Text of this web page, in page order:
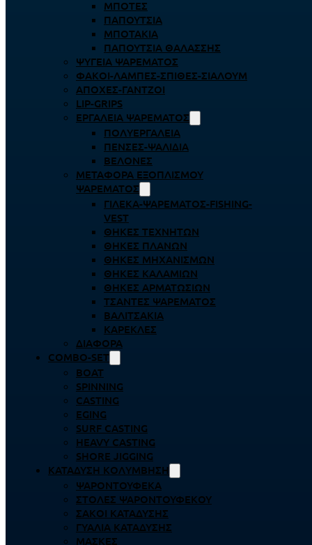
ΜΠΌΤΕΣ
ΠΑΠΟΎΤΣΙΑ
ΜΠΟΤΆΚΙΑ
ΠΑΠΟΎΤΣΙΑ ΘΑΛΆΣΣΗΣ
ΨΥΓΕΊΑ ΨΑΡΈΜΑΤΟΣ
ΦΑΚΟΊ-ΛΆΜΠΕΣ-ΣΠΊΘΕΣ-ΣΊΑΛΟΥΜ
ΑΠΌΧΕΣ-ΓΆΝΤΖΟΙ
LIP-GRIPS
EΡΓΑΛΕΊΑ ΨΑΡΈΜΑΤΟΣ
ΠΟΛΥΕΡΓΑΛΕΊΑ
ΠΈΝΣΕΣ-ΨΑΛΊΔΙΑ
ΒΕΛΌΝΕΣ
ΜΕΤΑΦΟΡΆ ΕΞΟΠΛΙΣΜΟΎ
ΨΑΡΈΜΑΤΟΣ
ΓΙΛΈΚΑ-ΨΑΡΈΜΑΤΟΣ-FISHING-
VEST
ΘΉΚΕΣ ΤΕΧΝΗΤΏΝ
ΘΉΚΕΣ ΠΛΆΝΩΝ
ΘΉΚΕΣ ΜΗΧΑΝΙΣΜΏΝ
ΘΉΚΕΣ ΚΑΛΑΜΙΏΝ
ΘΉΚΕΣ ΑΡΜΑΤΩΣΙΏΝ
ΤΣΆΝΤΕΣ ΨΑΡΈΜΑΤΟΣ
ΒΑΛΙΤΣΆΚΙΑ
ΚΑΡΈΚΛΕΣ
ΔΙΆΦΟΡΑ
COMBO-SET
BOAT
SPINNING
CASTING
EGING
SURF CASTING
HEAVY CASTING
SHORE JIGGING
ΚΑΤΆΔΥΣΗ ΚΟΛΎΜΒΗΣΗ
ΨΑΡΟΝΤΟΎΦΕΚΑ
ΣΤΟΛΈΣ ΨΑΡΟΝΤΟΎΦΕΚΟΥ
ΣΆΚΟΙ ΚΑΤΆΔΥΣΗΣ
ΓΥΑΛΙΆ ΚΑΤΆΔΥΣΗΣ
ΜΆΣΚΕΣ